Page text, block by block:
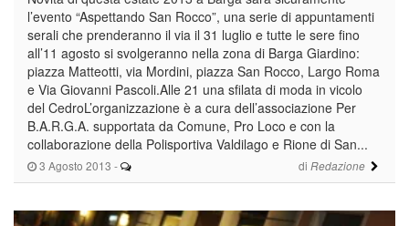
3 Agosto 2013 - di Redazione
l’evento “Aspettando San Rocco”, una serie di appuntamenti
serali che prenderanno il via il 31 luglio e tutte le sere fino
all’11 agosto si svolgeranno nella zona di Barga Giardino:
piazza Matteotti, via Mordini, piazza San Rocco, Largo Roma
e Via Giovanni Pascoli.Alle 21 una sfilata di moda in vicolo
del CedroL’organizzazione è a cura dell’associazione Per
B.A.R.G.A. supportata da Comune, Pro Loco e con la
collaborazione della Polisportiva Valdilago e Rione di San...